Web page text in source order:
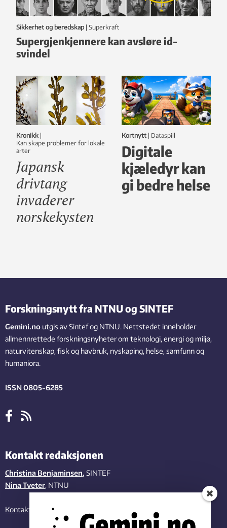
Sikkerhet og beredskap | Superkraft
Supergjenkjennere kan avsløre id-
svindel
Kronikk |
Kan skape problemer for lokale
arter
Japansk
drivtang
invaderer
norskekysten
Kortnytt | dataspill
Digitale
kjæledyr kan
gi bedre helse
Forskningsnytt fra NTNU og SINTEF
Gemini.no utgis av Sintef og NTNU. Nettstedet inneholder
allmennrettede forskningsnyheter om teknologi, energi og miljø,
naturvitenskap, fisk og havbruk, nyskaping, helse, samfunn og
humaniora.
ISSN 0805-6285
Kontakt redaksjonen
Christina Benjaminsen, SINTEF
Nina Tveter, NTNU
Kontakt oss